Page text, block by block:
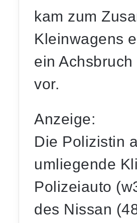
kam zum
Kleinwagens
ein
vor.
Anzeige:
Die Polizistin
umliegende
Polizeiauto
des Nissan